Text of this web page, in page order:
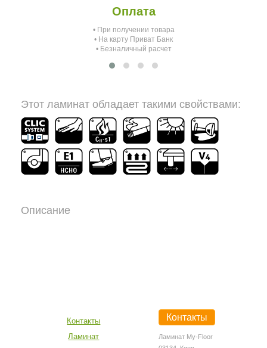
Оплата
• При получении товара
• На карту Приват Банк
• Безналичный расчет
Этот ламинат обладает такими свойствами:
Описание
Контакты
Ламинат My-Floor
Контакты
Ламинат